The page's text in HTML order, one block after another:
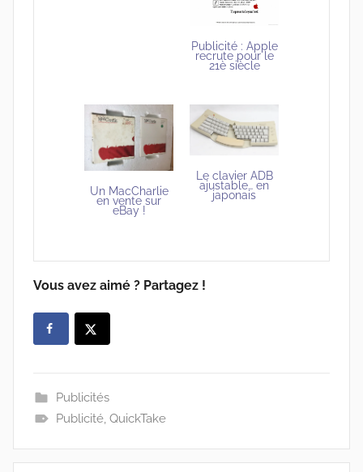
Publicité : Apple
recrute pour le
21è siècle
Un MacCharlie
en vente sur
eBay !
Le clavier ADB
ajustable… en
japonais
Vous avez aimé ? Partagez !
Publicités
Publicité, QuickTake